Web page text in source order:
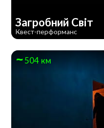
Загробний Світ
Квест-перформанс
504 км